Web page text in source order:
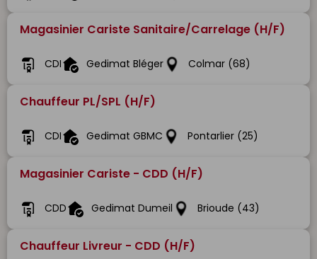
Magasinier Cariste Sanitaire/Carrelage (H/F)
CDI Gedimat Bléger Colmar (68)
Chauffeur PL/SPL (H/F)
CDI Gedimat GBMC Pontarlier (25)
Magasinier Cariste - CDD (H/F)
CDD Gedimat Dumeil Brioude (43)
Chauffeur Livreur - CDD (H/F)